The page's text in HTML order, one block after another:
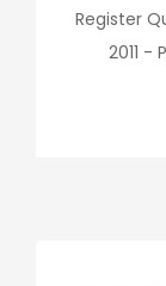
Register
2011 -